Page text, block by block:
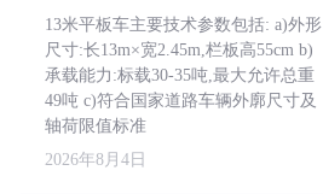
13米平板车主要技术参数包括: a)外形
尺寸:长13m×宽2.45m,栏板高55cm b)
承载能力:标载30-35吨,最大允许总重
49吨 c)符合国家道路车辆外廓尺寸及
轴荷限值标准
2026年8月4日